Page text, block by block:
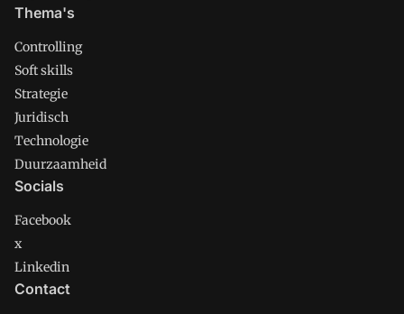
Thema's
Controlling
Soft skills
Strategie
Juridisch
Technologie
Duurzaamheid
Socials
Facebook
x
Linkedin
Contact